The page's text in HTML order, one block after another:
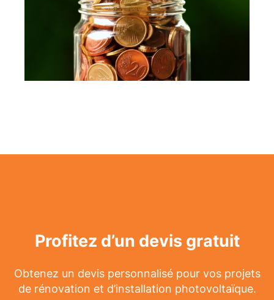
Profitez d’un devis gratuit
Obtenez un devis personnalisé pour vos projets
de rénovation et d’installation photovoltaïque.